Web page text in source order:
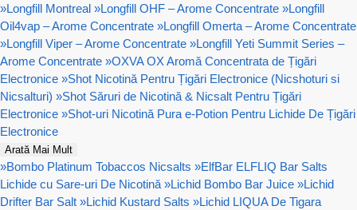
»Longfill Montreal »Longfill OHF – Arome Concentrate »Longfill
Oil4vap – Arome Concentrate »Longfill Omerta – Arome Concentrate
»Longfill Viper – Arome Concentrate »Longfill Yeti Summit Series –
Arome Concentrate »OXVA OX Aromă Concentrata de Țigări
Electronice »Shot Nicotină Pentru Țigări Electronice (Nicshoturi si
Nicsalturi) »Shot Săruri de Nicotină & Nicsalt Pentru Țigări
Electronice »Shot-uri Nicotină Pura e-Potion Pentru Lichide De Țigări
Electronice
Arată Mai Mult
»Bombo Platinum Tobaccos Nicsalts »ElfBar ELFLIQ Bar Salts
Lichide cu Sare-uri De Nicotină »Lichid Bombo Bar Juice »Lichid
Drifter Bar Salt »Lichid Kustard Salts »Lichid LIQUA De Tigara